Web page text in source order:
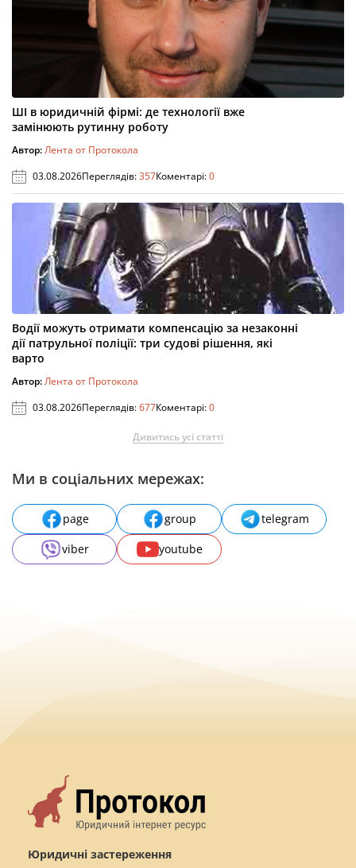
ШІ в юридичній фірмі: де технології вже
замінюють рутинну роботу
Автор:Лента от Протокола
03.08.2026Переглядів:357Коментарі:0
Водії можуть отримати компенсацію за незаконні
дії патрульної поліції: три судові рішення, які
варто
Автор:Лента от Протокола
03.08.2026Переглядів:677Коментарі:0
Дивитись усі статті
Ми в соціальних мережах:
page group
telegram
viber
youtube
Юридичні застереження